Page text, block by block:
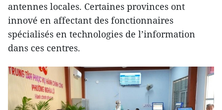
antennes locales. Certaines provinces ont
innové en affectant des fonctionnaires
spécialisés en technologies de l’information
dans ces centres.